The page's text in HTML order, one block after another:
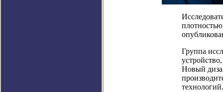
Группа
Новый
технологий.